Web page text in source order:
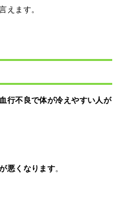
えます。
行不良で体が冷えやすい人が
悪くなります。